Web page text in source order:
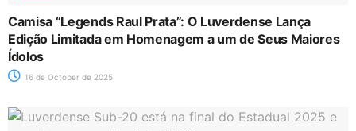
Camisa “Legends Raul Prata”: O Luverdense Lança
Edição Limitada em Homenagem a um de Seus Maiores
Ídolos
16 de October de 2025